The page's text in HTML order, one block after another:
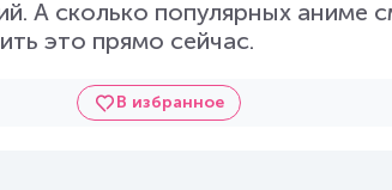
А сколько популярных аниме
это прямо сейчас.
В избранное